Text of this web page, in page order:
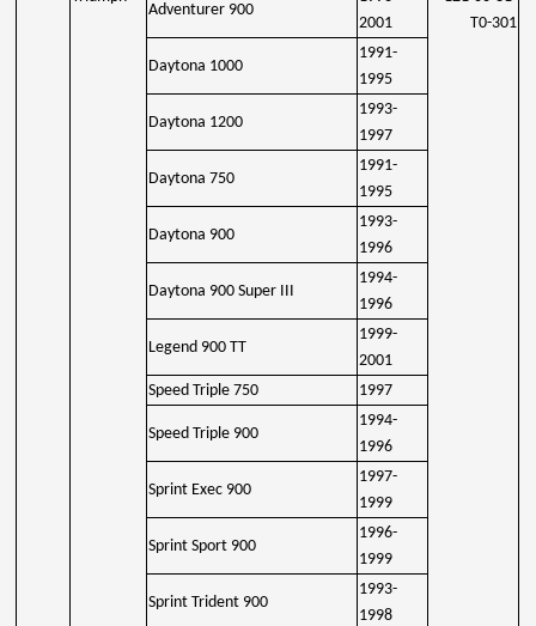
Adventurer 900
2001
T0-301
Daytona 1000
1991-
1995
Daytona 1200
1993-
1997
Daytona 750
1991-
1995
Daytona 900
1993-
1996
Daytona 900 Super III
1994-
1996
Legend 900 TT
1999-
2001
Speed Triple 750
1997
Speed Triple 900
1994-
1996
Sprint Exec 900
1997-
1999
Sprint Sport 900
1996-
1999
Sprint Trident 900
1993-
1998